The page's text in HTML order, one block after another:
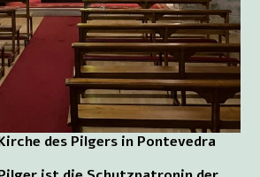
des Pilgers in Pontevedra